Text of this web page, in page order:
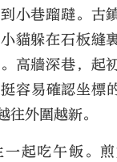
小巷蹓躂。古
貓躲在石板縫
高牆深巷，起
容易確認坐
往外圍越新。
起吃午飯。